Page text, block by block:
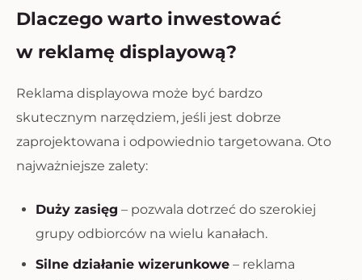
Dlaczego warto inwestować
w reklamę displayową?
Reklama displayowa może być bardzo
skutecznym narzędziem, jeśli jest dobrze
zaprojektowana i odpowiednio targetowana. Oto
najważniejsze zalety:
Duży zasięg – pozwala dotrzeć do szerokiej
grupy odbiorców na wielu kanałach.
Silne działanie wizerunkowe – reklama